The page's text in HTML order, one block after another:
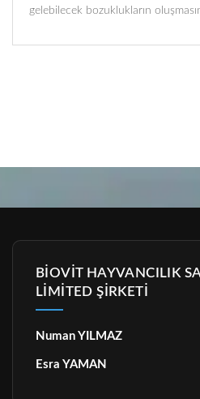
gelebilecek bozuklukların
BİOVİT HAYVANCILIK
LİMİTED ŞİRKETİ
Numan YILMAZ
Esra YAMAN